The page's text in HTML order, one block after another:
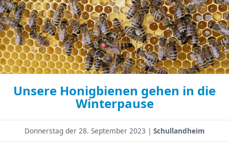
Unsere Honigbienen gehen in die
Winterpause
Donnerstag der 28. September 2023 | Schullandheim